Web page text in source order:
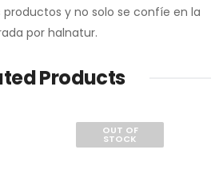
y no solo se confíe en la
por halnatur.
Products
OUT OF
STOCK